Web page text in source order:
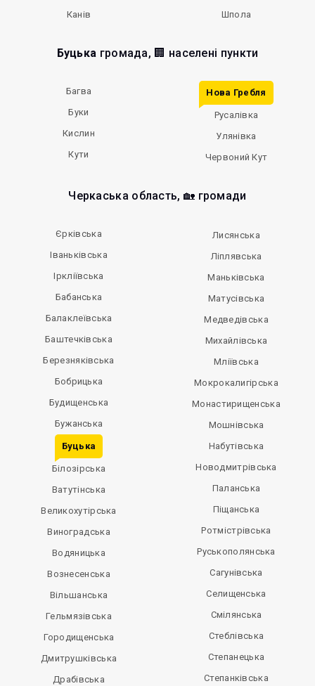
Канів
Шпола
Буцька громада, 🏢 населені пункти
Багва
Буки
Кислин
Кути
Нова Гребля
Русалівка
Улянівка
Червоний Кут
Черкаська область, 🏡 громади
Єрківська
Іваньківська
Іркліївська
Бабанська
Балаклеївська
Баштечківська
Березняківська
Бобрицька
Будищенська
Бужанська
Буцька
Білозірська
Ватутінська
Великохутірська
Виноградська
Водяницька
Вознесенська
Вільшанська
Гельмязівська
Городищенська
Дмитрушківська
Драбівська
Лисянська
Ліплявська
Маньківська
Матусівська
Медведівська
Михайлівська
Мліївська
Мокрокалигірська
Монастирищенська
Мошнівська
Набутівська
Новодмитрівська
Паланська
Піщанська
Ротмістрівська
Руськополянська
Сагунівська
Селищенська
Смілянська
Стеблівська
Степанецька
Степанківська